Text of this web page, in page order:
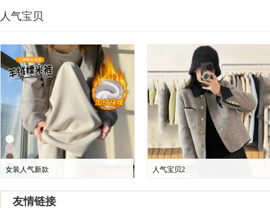
人气宝贝
女装人气新款 人气宝贝2
友情链接